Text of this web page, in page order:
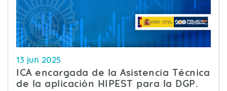
13 jun 2025
ICA encargada de la Asistencia Técnica
de la aplicación HIPEST para la DGP.